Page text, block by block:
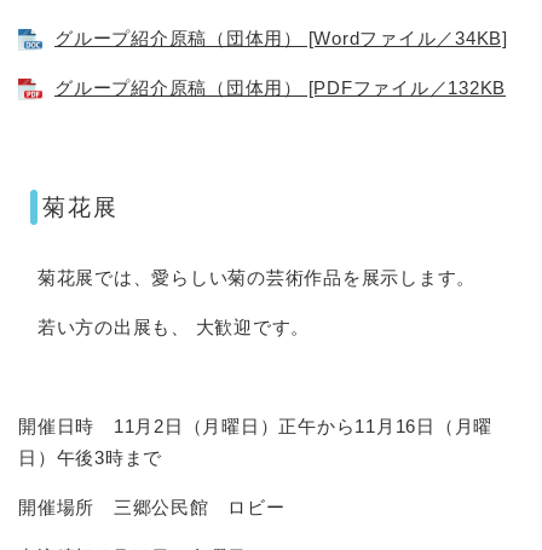
グループ紹介原稿（団体用） [Wordファイル／34KB]
グループ紹介原稿（団体用） [PDFファイル／132KB
菊花展
菊花展では、愛らしい菊の芸術作品を展示します。
若い方の出展も、 大歓迎です。
開催日時 11月2日（月曜日）正午から11月16日（月曜
日）午後3時まで
開催場所 三郷公民館 ロビー